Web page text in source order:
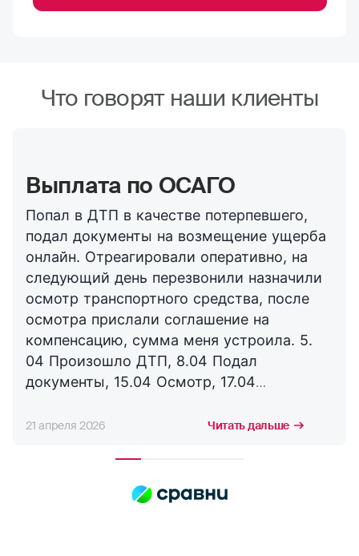
Что говорят наши клиенты
Выплата по ОСАГО
Попал в ДТП в качестве потерпевшего,
подал документы на возмещение ущерба
онлайн. Отреагировали оперативно, на
следующий день перезвонили назначили
осмотр транспортного средства, после
осмотра прислали соглашение на
компенсацию, сумма меня устроила. 5.
04 Произошло ДТП, 8.04 Подал
документы, 15.04 Осмотр, 17.04
сотрудничать с компанией дальше,
21 апреля 2026 Читать дальше